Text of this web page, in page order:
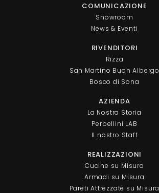
COMUNICAZIONE
Showroom
News & Eventi
RIVENDITORI
Rizza
San Martino Buon Albergo
Bosco di Sona
AZIENDA
La Nostra Storia
Perbellini LAB
Il nostro Staff
REALIZZAZIONI
Cucine su Misura
Armadi su Misura
Pareti Attrezzate su Misura